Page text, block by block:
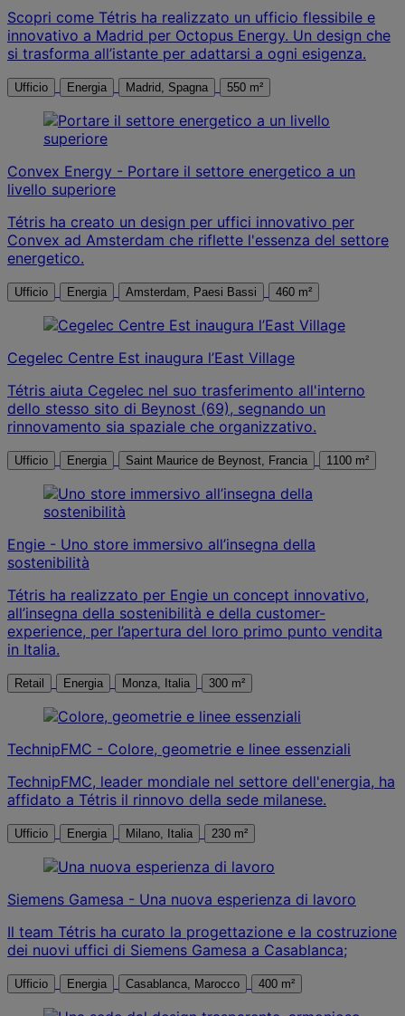
Scopri come Tétris ha realizzato un ufficio flessibile e
innovativo a Madrid per Octopus Energy. Un design che
si trasforma all’istante per adattarsi a ogni esigenza.
Ufficio Energia Madrid, Spagna 550 m²
Convex Energy - Portare il settore energetico a un
livello superiore
Tétris ha creato un design per uffici innovativo per
Convex ad Amsterdam che riflette l'essenza del settore
energetico.
Ufficio Energia Amsterdam, Paesi Bassi 460 m²
Cegelec Centre Est inaugura l’East Village
Tétris aiuta Cegelec nel suo trasferimento all'interno
dello stesso sito di Beynost (69), segnando un
rinnovamento sia spaziale che organizzativo.
Ufficio Energia Saint Maurice de Beynost, Francia 1100 m²
Engie - Uno store immersivo all’insegna della
sostenibilità
Tétris ha realizzato per Engie un concept innovativo,
all’insegna della sostenibilità e della customer-
experience, per l’apertura del loro primo punto vendita
in Italia.
Retail Energia Monza, Italia 300 m²
TechnipFMC - Colore, geometrie e linee essenziali
TechnipFMC, leader mondiale nel settore dell'energia, ha
affidato a Tétris il rinnovo della sede milanese.
Ufficio Energia Milano, Italia 230 m²
Siemens Gamesa - Una nuova esperienza di lavoro
Il team Tétris ha curato la progettazione e la costruzione
dei nuovi uffici di Siemens Gamesa a Casablanca;
Ufficio Energia Casablanca, Marocco 400 m²